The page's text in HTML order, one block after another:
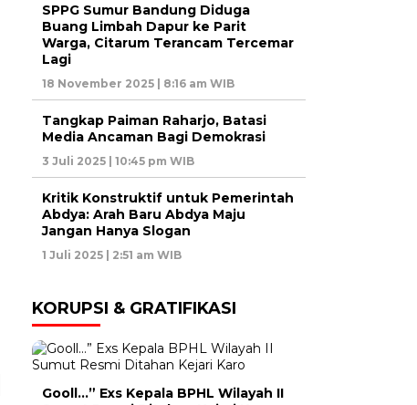
SPPG Sumur Bandung Diduga
Buang Limbah Dapur ke Parit
Warga, Citarum Terancam Tercemar
Lagi
18 November 2025 | 8:16 am WIB
Tangkap Paiman Raharjo, Batasi
Media Ancaman Bagi Demokrasi
3 Juli 2025 | 10:45 pm WIB
Kritik Konstruktif untuk Pemerintah
Abdya: Arah Baru Abdya Maju
Jangan Hanya Slogan
1 Juli 2025 | 2:51 am WIB
KORUPSI & GRATIFIKASI
Gooll…” Exs Kepala BPHL Wilayah II